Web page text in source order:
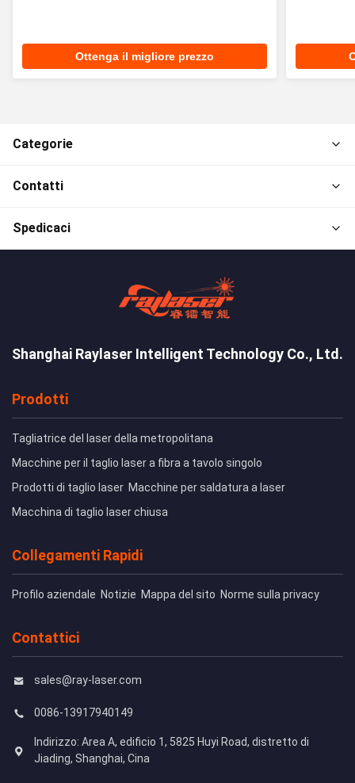
Ottenga il migliore prezzo
Categorie
Contatti
Spedicaci
Shanghai Raylaser Intelligent Technology Co., Ltd.
Prodotti
Tagliatrice del laser della metropolitana
Macchine per il taglio laser a fibra a tavolo singolo
Prodotti di taglio laser Macchine per saldatura a laser
Macchina di taglio laser chiusa
Collegamenti Rapidi
Profilo aziendale Notizie Mappa del sito Norme sulla privacy
Contattici
sales@ray-laser.com
0086-13917940149
Indirizzo: Area A, edificio 1, 5825 Huyi Road, distretto di
Jiading, Shanghai, Cina